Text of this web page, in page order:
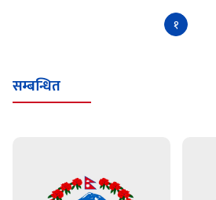
१
सम्बन्धित